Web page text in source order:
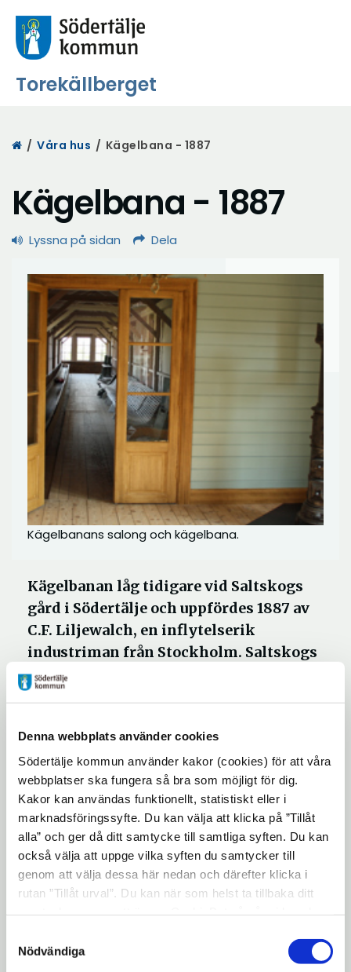
Denna webbplats använder cookies
Södertälje kommun använder kakor (cookies) för att våra
webbplatser ska fungera så bra som möjligt för dig.
Kakor kan användas funktionellt, statistiskt eller i
marknadsföringssyfte. Du kan välja att klicka på ”Tillåt
alla” och ger då ditt samtycke till samtliga syften. Du kan
också välja att uppge vilka syften du samtycker till
genom att välja dessa här nedan och därefter klicka i
rutan ”Tillåt urval”. Du kan när som helst ta tillbaka ditt
"Visa detaljer" kan du läsa om hur kakorna används och
hur vi och våra leverantörer inhämtar och behandlar
Nödvändiga
Torekällberget
Start
/ Våra hus / Kägelbana - 1887
Kägelbana - 1887
Lyssna på sidan Dela
Kägelbanans salong och kägelbana.
Kägelbanan låg tidigare vid Saltskogs
gård i Södertälje och uppfördes 1887 av
C.F. Liljewalch, en inflytelserik
industriman från Stockholm. Saltskogs
gård var familjens sommarställe, och
kägelbanan var populär bland de många
Kägelbanan flyttades till museet 1979
efter en brand och används fortfarande
för kägelspel under programdagar.
Ljudvandring KägelbananÖppna
i
nytt
fönster